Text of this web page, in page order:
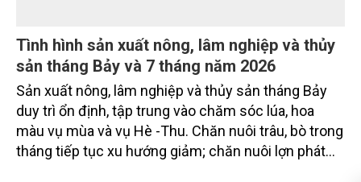
Tình hình sản xuất nông, lâm nghiệp và thủy
sản tháng Bảy và 7 tháng năm 2026
Sản xuất nông, lâm nghiệp và thủy sản tháng Bảy